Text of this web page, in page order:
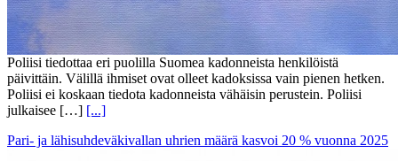
Poliisi tiedottaa eri puolilla Suomea kadonneista henkilöistä
päivittäin. Välillä ihmiset ovat olleet kadoksissa vain pienen hetken.
Poliisi ei koskaan tiedota kadonneista vähäisin perustein. Poliisi
julkaisee […] [...]
Pari- ja lähisuhdeväkivallan uhrien määrä kasvoi 20 % vuonna 2025